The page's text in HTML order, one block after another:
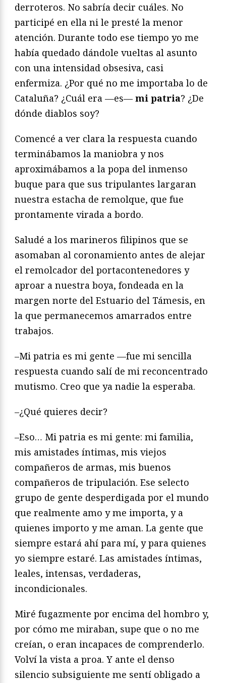
derroteros. No sabría decir cuáles. No
participé en ella ni le presté la menor
atención. Durante todo ese tiempo yo me
había quedado dándole vueltas al asunto
con una intensidad obsesiva, casi
enfermiza. ¿Por qué no me importaba lo de
Cataluña? ¿Cuál era —es— mi patria? ¿De
dónde diablos soy?
Comencé a ver clara la respuesta cuando
terminábamos la maniobra y nos
aproximábamos a la popa del inmenso
buque para que sus tripulantes largaran
nuestra estacha de remolque, que fue
prontamente virada a bordo.
Saludé a los marineros filipinos que se
asomaban al coronamiento antes de alejar
el remolcador del portacontenedores y
aproar a nuestra boya, fondeada en la
margen norte del Estuario del Támesis, en
la que permanecemos amarrados entre
trabajos.
–Mi patria es mi gente —fue mi sencilla
respuesta cuando salí de mi reconcentrado
mutismo. Creo que ya nadie la esperaba.
–¿Qué quieres decir?
–Eso… Mi patria es mi gente: mi familia,
mis amistades íntimas, mis viejos
compañeros de armas, mis buenos
compañeros de tripulación. Ese selecto
grupo de gente desperdigada por el mundo
que realmente amo y me importa, y a
quienes importo y me aman. La gente que
siempre estará ahí para mí, y para quienes
yo siempre estaré. Las amistades íntimas,
leales, intensas, verdaderas,
incondicionales.
Miré fugazmente por encima del hombro y,
por cómo me miraban, supe que o no me
creían, o eran incapaces de comprenderlo.
Volví la vista a proa. Y ante el denso
silencio subsiguiente me sentí obligado a